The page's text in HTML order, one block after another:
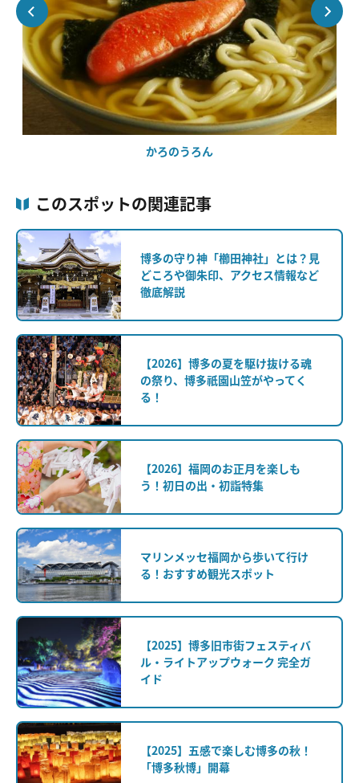
かろのうろん
このスポットの関連記事
博多の守り神「櫛田神社」とは？見
どころや御朱印、アクセス情報など
徹底解説
【2026】博多の夏を駆け抜ける魂
の祭り、博多祇園山笠がやってく
る！
【2026】福岡のお正月を楽しも
う！初日の出・初詣特集
マリンメッセ福岡から歩いて行け
る！おすすめ観光スポット
【2025】博多旧市街フェスティバ
ル・ライトアップウォーク 完全ガ
イド
【2025】五感で楽しむ博多の秋！
「博多秋博」開幕